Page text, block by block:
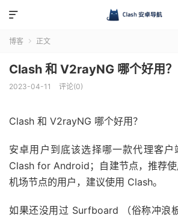

博客  正文
Clash 和 V2rayNG 哪个好用？
2023-04-11 评论(0)
Clash 和 V2rayNG 哪个好用？
安卓用户到底该选择哪一款代理客户
Clash for Android；自建节点，推荐
机场节点的用户，建议使用 Clash。
如果还没用过 Surfboard （俗称冲浪